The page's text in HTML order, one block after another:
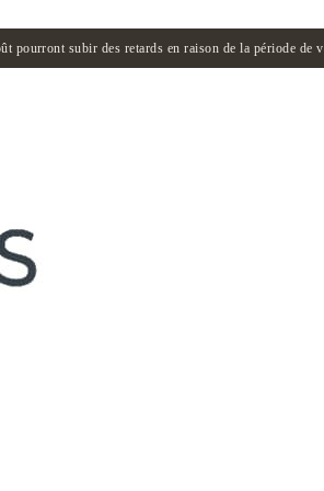
pourront subir des retards en raison de la période de